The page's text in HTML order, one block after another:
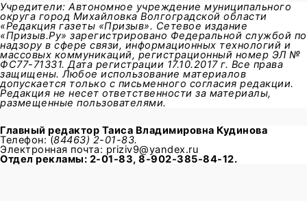
Учредители: Автономное учреждение муниципального
округа город Михайловка Волгоградской области
«Редакция газеты «Призыв». Сетевое издание
«Призыв.Ру» зарегистрировано Федеральной службой по
надзору в сфере связи, информационных технологий и
массовых коммуникаций, регистрационный номер ЭЛ №
ФС77-71331. Дата регистрации 17.10.2017 г. Все права
защищены. Любое использование материалов
допускается только с письменного согласия редакции.
Редакция не несет ответственности за материалы,
размещенные пользователями.
Главный редактор Таиса Владимировна Кудинова
Телефон: (84463) 2-01-83.
Электронная почта: priziv9@yandex.ru
Отдел рекламы: 2-01-83, 8-902-385-84-12.